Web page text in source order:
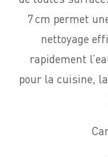
7 cm permet
nettoyage
rapidement
pour la cuisine,